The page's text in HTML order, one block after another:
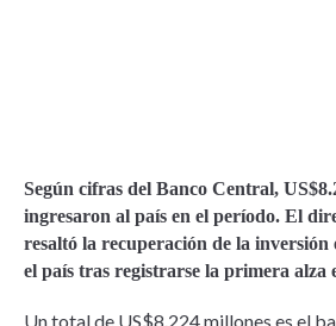
Según cifras del Banco Central,
ingresaron al país en el período. El
resaltó la recuperación de la
el país tras registrarse la primera alza
Un total de US$8.224 millones es el